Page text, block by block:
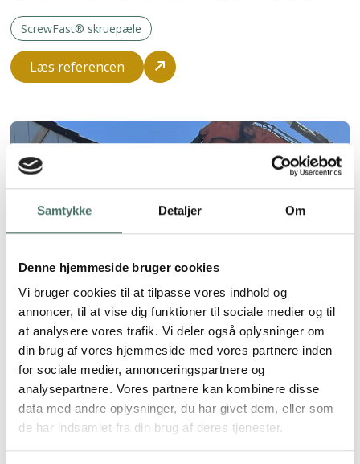
Samtykke Detaljer Om
Denne hjemmeside bruger cookies
Vi bruger cookies til at tilpasse vores indhold og
annoncer, til at vise dig funktioner til sociale medier og til
at analysere vores trafik. Vi deler også oplysninger om
din brug af vores hjemmeside med vores partnere inden
for sociale medier, annonceringspartnere og
analysepartnere. Vores partnere kan kombinere disse
data med andre oplysninger, du har givet dem, eller som
de har indsamlet fra din brug af deres tjenester.
ScrewFast® skruepæle
Læs referencen